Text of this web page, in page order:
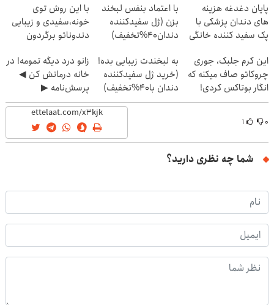
پایان دغدغه هزینه
های دندان پزشکی با
پک سفید کننده خانگی
با اعتماد بنفس لبخند
بزن (ژل سفیدکننده
دندان40%تخفیف)
با این روش توی
خونه،سفیدی و زیبایی
دندوناتو برگردون
این کرم جلبک، جوری
چروکاتو صاف میکنه که
انگار بوتاکس کردی!
(تخفیف ویژه)
به لبخندت زیبایی بده!
(خرید ژل سفیدکننده
دندان با40%تخفیف)
زانو درد دیگه تمومه! در
خانه درمانش کن ◀
پرسش‌نامه ▶
۰ ۱
شما چه نظری دارید؟